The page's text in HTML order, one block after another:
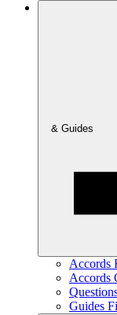
& Guides
Accords
Accords
Guides